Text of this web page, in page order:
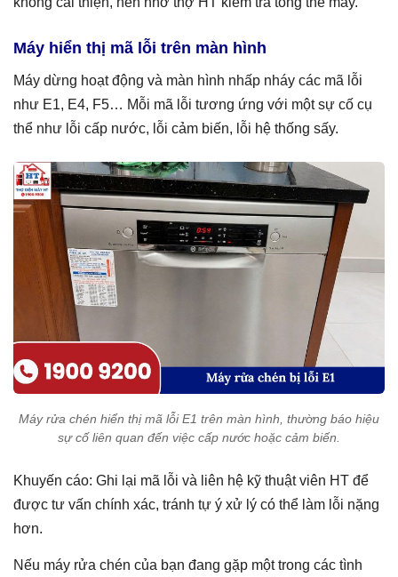
Máy hiển thị mã lỗi trên màn hình
Máy dừng hoạt động và màn hình nhấp nháy các mã lỗi
như E1, E4, F5… Mỗi mã lỗi tương ứng với một sự cố cụ
thể như lỗi cấp nước, lỗi cảm biến, lỗi hệ thống sấy.
Máy rửa chén hiển thị mã lỗi E1 trên màn hình, thường báo hiệu
sự cố liên quan đến việc cấp nước hoặc cảm biến.
Khuyến cáo: Ghi lại mã lỗi và liên hệ kỹ thuật viên HT để
được tư vấn chính xác, tránh tự ý xử lý có thể làm lỗi nặng
hơn.
Nếu máy rửa chén của bạn đang gặp một trong các tình